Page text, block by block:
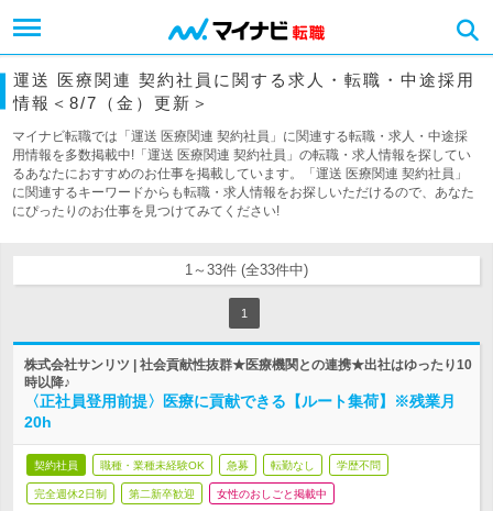
運送 医療関連 契約社員に関する求人・転職・中途採用
情報＜8/7（金）更新＞
マイナビ転職では「運送 医療関連 契約社員」に関連する転職・求人・中途採
用情報を多数掲載中!「運送 医療関連 契約社員」の転職・求人情報を探してい
るあなたにおすすめのお仕事を掲載しています。「運送 医療関連 契約社員」
に関連するキーワードからも転職・求人情報をお探しいただけるので、あなた
にぴったりのお仕事を見つけてみてください!
1～33件 (全33件中)
1
株式会社サンリツ | 社会貢献性抜群★医療機関との連携★出社はゆったり10
時以降♪
〈正社員登用前提〉医療に貢献できる【ルート集荷】※残業月
20h
契約社員 職種・業種未経験OK 急募 転勤なし 学歴不問
完全週休2日制 第二新卒歓迎 女性のおしごと掲載中